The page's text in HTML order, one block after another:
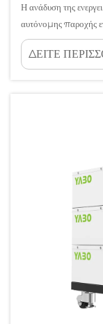
Η ανάδυση της
αυτόνομης παροχής
κυρίαρχη υποδομή
εγκαταστάσεις και
ΔΕΙΤΕ